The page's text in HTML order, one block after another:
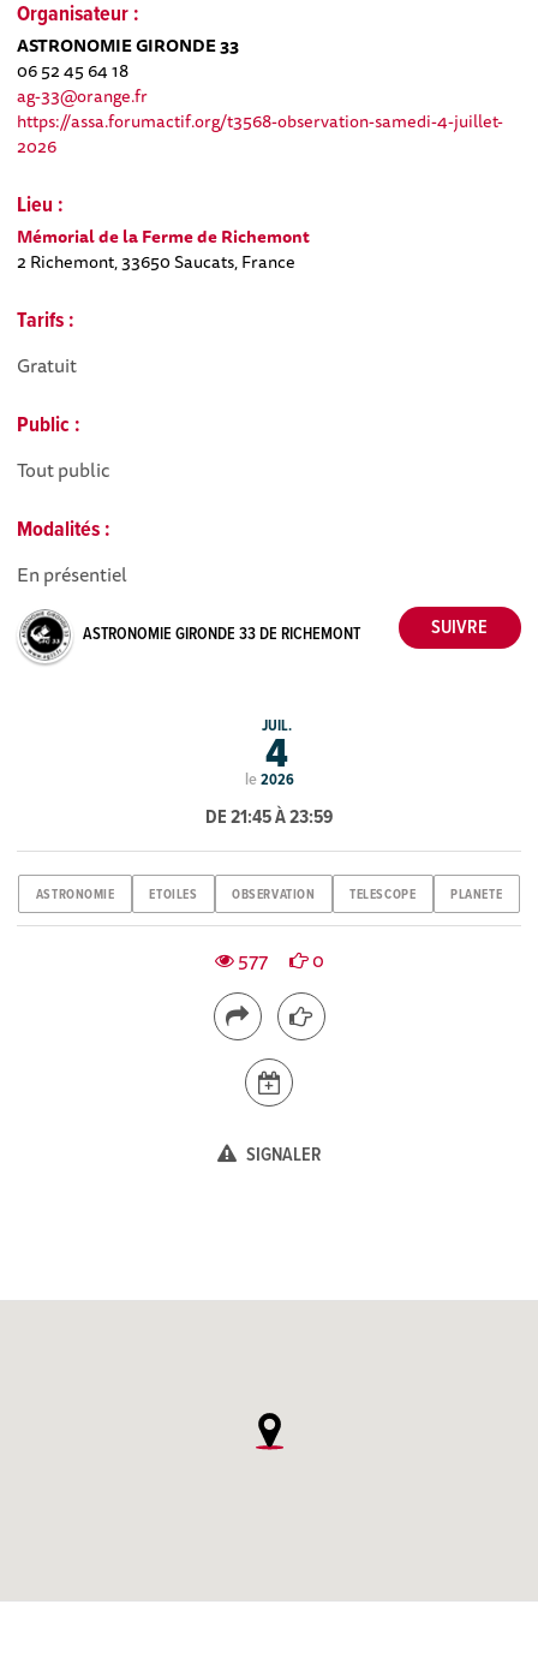
Organisateur :
ASTRONOMIE GIRONDE 33
06 52 45 64 18
ag-33@orange.fr
https://assa.forumactif.org/t3568-observation-samedi-4-juillet-
2026
Lieu :
Mémorial de la Ferme de Richemont
2 Richemont, 33650 Saucats, France
Tarifs :
Gratuit
Public :
Tout public
Modalités :
En présentiel
ASTRONOMIE GIRONDE 33 DE RICHEMONT
le
JUIL.
4
2026
DE 21:45 À 23:59
ASTRONOMIE ETOILES OBSERVATION TELESCOPE PLANETE
577 0
SIGNALER